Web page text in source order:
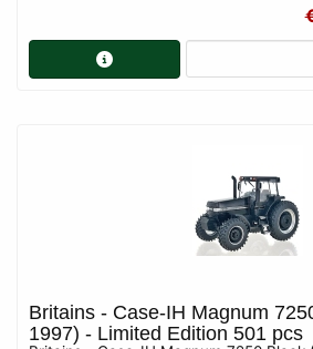
Britains - Case-IH Magnum
1997) - Limited Edition 501 pcs